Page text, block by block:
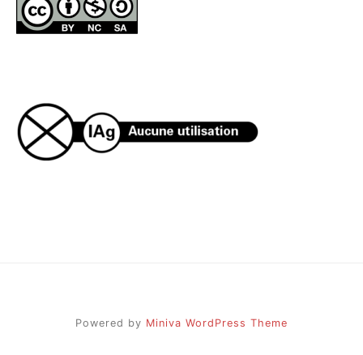
Powered by Miniva WordPress Theme